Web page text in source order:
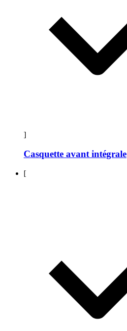
]
Casquette avant intégrale
[